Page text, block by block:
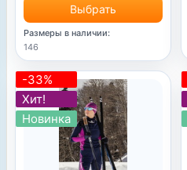
Выбрать
Размеры в наличии:
146
-33%
Хит!
Новинка